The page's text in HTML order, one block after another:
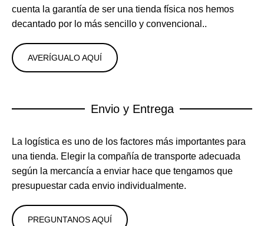
cuenta la garantía de ser una tienda física nos hemos
decantado por lo más sencillo y convencional..
AVERÍGUALO AQUÍ
Envio y Entrega
La logística es uno de los factores más importantes para
una tienda. Elegir la compañía de transporte adecuada
según la mercancía a enviar hace que tengamos que
presupuestar cada envio individualmente.
PREGUNTANOS AQUÍ